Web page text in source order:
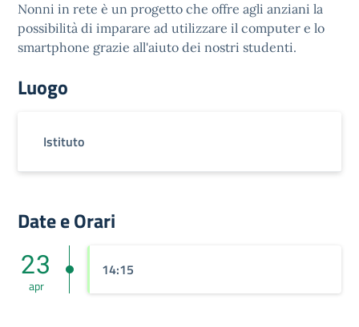
Nonni in rete è un progetto che offre agli anziani la
possibilità di imparare ad utilizzare il computer e lo
smartphone grazie all'aiuto dei nostri studenti.
Luogo
Istituto
Date e Orari
23
apr
14:15